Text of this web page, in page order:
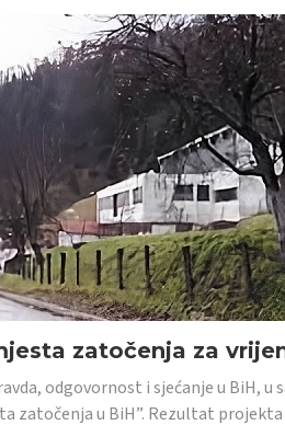
zatočenja za
odgovornost i sjećanje u BiH,
zatočenja u BiH”. Rezultat